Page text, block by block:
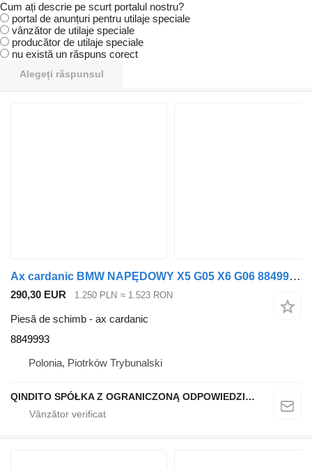
Cum ați descrie pe scurt portalul nostru?
portal de anunțuri pentru utilaje speciale
vânzător de utilaje speciale
producător de utilaje speciale
nu există un răspuns corect
Alegeți răspunsul
Ax cardanic BMW NAPĘDOWY X5 G05 X6 G06 8849993 pentru automobil BMW X6 G06 X5 G05
290,30 EUR 1.250 PLN ≈ 1.523 RON
Piesă de schimb - ax cardanic
8849993
Polonia, Piotrków Trybunalski
QINDITO SPÓŁKA Z OGRANICZONĄ ODPOWIEDZIALNOŚCIĄ